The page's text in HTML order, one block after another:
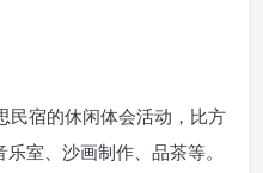
民宿的休闲体会活动，比方
室、沙画制作、品茶等。